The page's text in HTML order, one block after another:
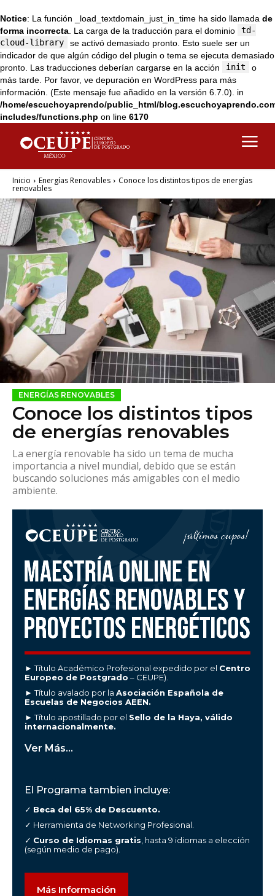
Notice: La función _load_textdomain_just_in_time ha sido llamada de
forma incorrecta . La carga de la traducción para el dominio
td-
cloud-library
se activó demasiado pronto. Esto suele ser un
indicador de que algún código del plugin o tema se ejecuta demasiado
pronto. Las traducciones deberían cargarse en la acción
init
o
más tarde. Por favor, ve depuración en WordPress para más
información. (Este mensaje fue añadido en la versión 6.7.0). in
/home/escuchoyaprendo/public_html/
includes/functions.php on line 6170
Inicio Energías Renovables Conoce los distintos tipos de energías
renovables
ENERGÍAS RENOVABLES
Conoce los distintos tipos
de energías renovables
La energía renovable ha sido un tema de mucha
importancia a nivel mundial, debido que se están
buscando soluciones más amigables con el medio
ambiente.
► Título Académico Profesional expedido por el Centro
Europeo de Postgrado – CEUPE).
► Título avalado por la Asociación Española de
Escuelas de Negocios AEEN.
► Título apostillado por el Sello de la Haya, válido
internacionalmente.
Ver Más...
El Programa tambien incluye:
✓ Beca del 65% de Descuento.
✓ Herramienta de Networking Profesional.
✓ Curso de Idiomas gratis , hasta 9 idiomas a elección
(según medio de pago).
Más Información